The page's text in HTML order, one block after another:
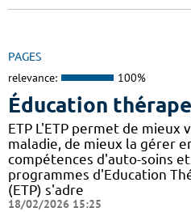
PAGES
relevance: 100%
Éducation
ETP L'ETP permet de mieux
maladie, de mieux la gérer
compétences d'auto-soins
programmes d'Education
(ETP) s'adre
18/02/2026 15:25